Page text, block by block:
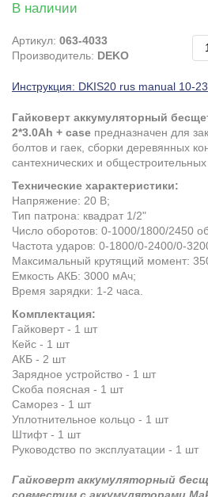
В наличии
Артикул: 063-4033
Производитель: DEKO
Инструкция: DKIS20 rus manual 10-
Гайковерт аккумуляторный
2*3.0Ah + case предназначен для
болтов и гаек, сборки деревянных
сантехнических и общестроительных
Технические характеристики:
Напряжение: 20 В;
Тип патрона: квадрат 1/2"
Число оборотов: 0-1000/1800/2450
Частота ударов: 0-1800/0-2400/0-
Максимальный крутящий момент:
Емкость АКБ: 3000 мАч;
Время зарядки: 1-2 часа.
Комплектация:
Гайковерт - 1 шт
Кейс - 1 шт
АКБ - 2 шт
Зарядное устройство - 1 шт
Скоба поясная - 1 шт
Саморез - 1 шт
Уплотнительное кольцо - 1 шт
Штифт - 1 шт
Руководство по эксплуатации - 1 шт
Гайковерт аккумуляторный